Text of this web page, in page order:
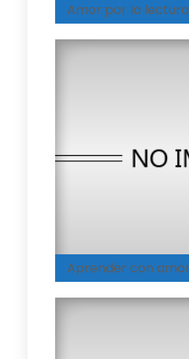
Amor por la lectura